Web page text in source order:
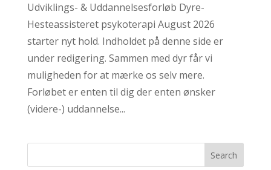
Udviklings- & Uddannelsesforløb Dyre-
Hesteassisteret psykoterapi August 2026
starter nyt hold. Indholdet på denne side er
under redigering. Sammen med dyr får vi
muligheden for at mærke os selv mere.
Forløbet er enten til dig der enten ønsker
(videre-) uddannelse...